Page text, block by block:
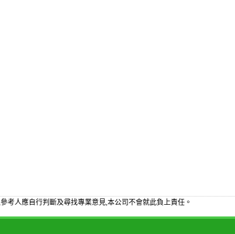
考人應自行判斷及尋找專業意見,本公司不會就此負上責任。